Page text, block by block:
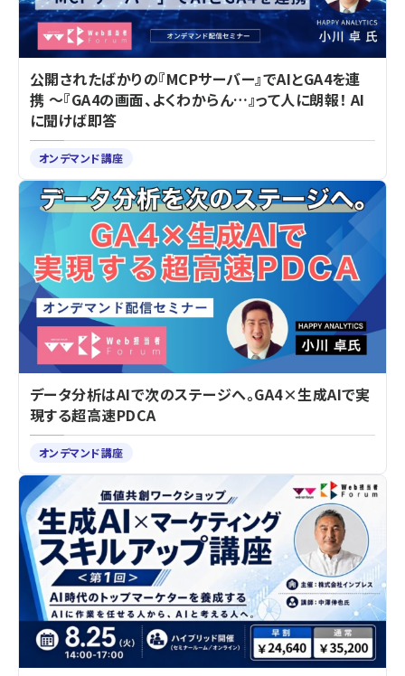
公開されたばかりの『MCPサーバー』でAIとGA4を連
携 ～『GA4の画面、よくわからん…』って人に朗報！ AI
に聞けば即答
オンデマンド講座
データ分析はAIで次のステージへ。GA4×生成AIで実
現する超高速PDCA
オンデマンド講座